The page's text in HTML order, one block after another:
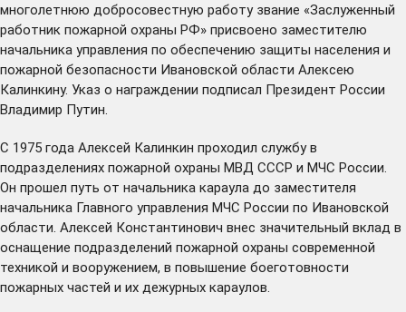
многолетнюю добросовестную работу звание «Заслуженный
работник пожарной охраны РФ» присвоено заместителю
начальника управления по обеспечению защиты населения и
пожарной безопасности Ивановской области Алексею
Калинкину. Указ о награждении подписал Президент России
Владимир Путин.
С 1975 года Алексей Калинкин проходил службу в
подразделениях пожарной охраны МВД СССР и МЧС России.
Он прошел путь от начальника караула до заместителя
начальника Главного управления МЧС России по Ивановской
области. Алексей Константинович внес значительный вклад в
оснащение подразделений пожарной охраны современной
техникой и вооружением, в повышение боеготовности
пожарных частей и их дежурных караулов.